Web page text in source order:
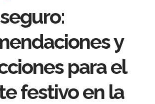
y
para el
festivo en la